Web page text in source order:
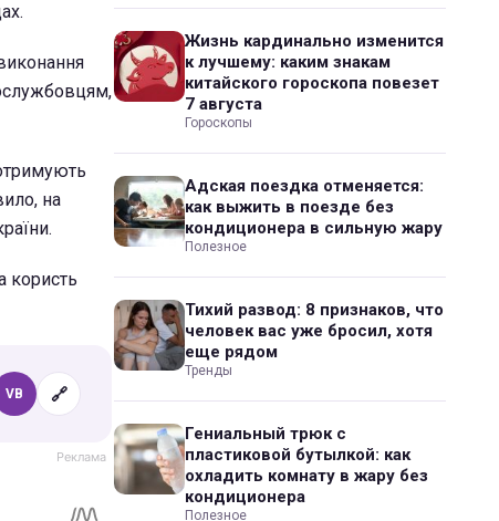
на
користь
VB 🔗
Жизнь кардинально изменится
к лучшему: каким знакам
китайского гороскопа повезет
7 августа
Гороскопы
Адская поездка отменяется:
как выжить в поезде без
кондиционера в сильную жару
Полезное
Тихий развод: 8 признаков, что
человек вас уже бросил, хотя
еще рядом
Тренды
Гениальный трюк с
пластиковой бутылкой: как
охладить комнату в жару без
кондиционера
Полезное